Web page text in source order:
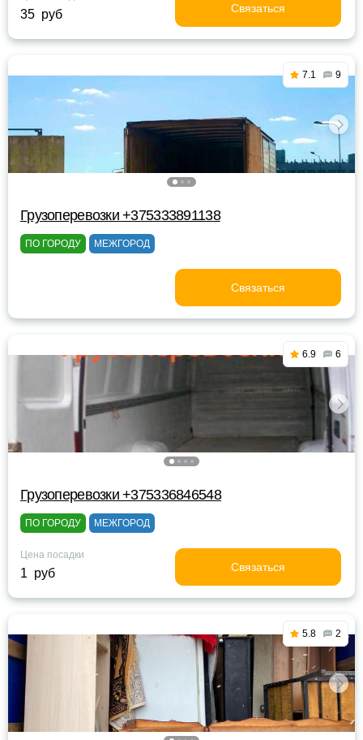
35 руб Связаться
7.1 9
Грузоперевозки +375333891138
ПО ГОРОДУ МЕЖГОРОД
Связаться
6.9 6
Грузоперевозки +375336846548
ПО ГОРОДУ МЕЖГОРОД
Цена посадки
1 руб Связаться
5.8 2